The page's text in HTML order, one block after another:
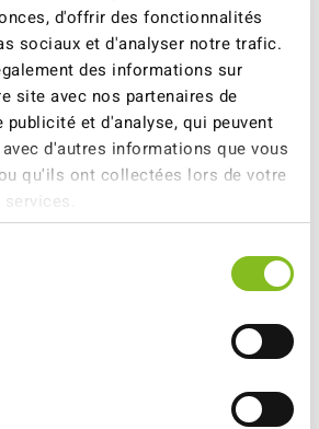
d'offrir des fonctionnalités
sociaux et d'analyser notre trafic.
des informations sur
site avec nos partenaires de
publicité et d'analyse, qui peuvent
d'autres informations que vous
qu'ils ont collectées lors de votre
autour de la
de l'ATE, vous bénéficiez
tels que la location de
la location de sacoches
PubliBike à prix
saisonnières telles que le
l'AG découverte et les